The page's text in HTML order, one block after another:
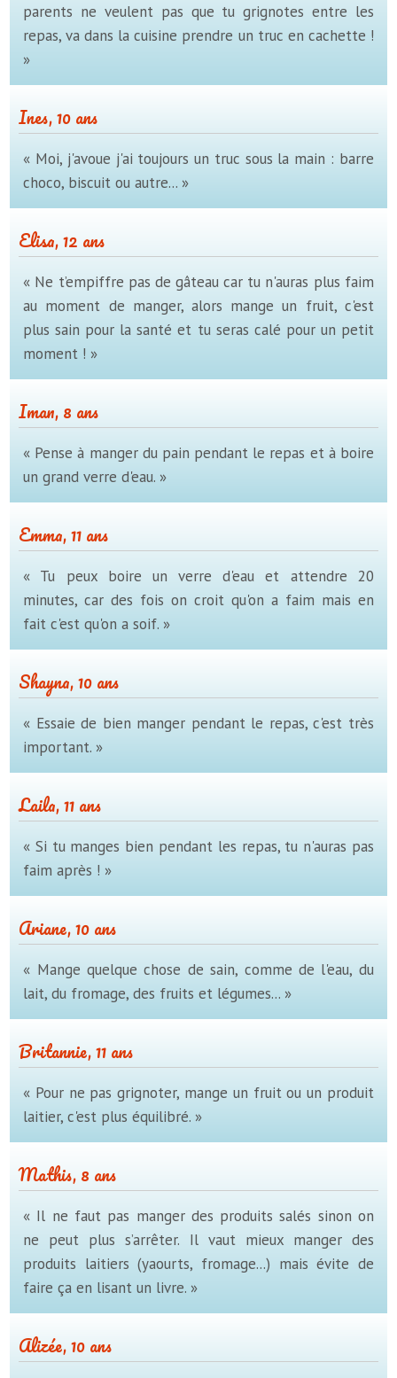
parents ne veulent pas que tu grignotes entre les
repas, va dans la cuisine prendre un truc en cachette !
»
Ines, 10 ans
« Moi, j'avoue j'ai toujours un truc sous la main : barre
choco, biscuit ou autre... »
Elisa, 12 ans
« Ne t’empiffre pas de gâteau car tu n'auras plus faim
au moment de manger, alors mange un fruit, c'est
plus sain pour la santé et tu seras calé pour un petit
moment ! »
Iman, 8 ans
« Pense à manger du pain pendant le repas et à boire
un grand verre d'eau. »
Emma, 11 ans
« Tu peux boire un verre d'eau et attendre 20
minutes, car des fois on croit qu'on a faim mais en
fait c'est qu'on a soif. »
Shayna, 10 ans
« Essaie de bien manger pendant le repas, c'est très
important. »
Laila, 11 ans
« Si tu manges bien pendant les repas, tu n'auras pas
faim après ! »
Ariane, 10 ans
« Mange quelque chose de sain, comme de l'eau, du
lait, du fromage, des fruits et légumes... »
Britannie, 11 ans
« Pour ne pas grignoter, mange un fruit ou un produit
laitier, c'est plus équilibré. »
Mathis, 8 ans
« Il ne faut pas manger des produits salés sinon on
ne peut plus s’arrêter. Il vaut mieux manger des
produits laitiers (yaourts, fromage...) mais évite de
faire ça en lisant un livre. »
Alizée, 10 ans